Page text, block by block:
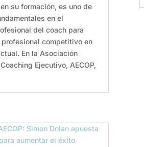
su formación, es uno de
en el
del coach para
profesional competitivo en
En la Asociación
Ejecutivo, AECOP,